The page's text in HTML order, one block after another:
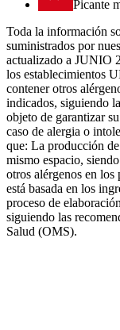
Picante
Toda la información
suministrados por
actualizado a JUNIO
los establecimientos
contener otros
indicados, siguiendo
objeto de garantizar
caso de alergia o
que: La producción
mismo espacio,
otros alérgenos en
está basada en los
proceso de
siguiendo las
Salud (OMS).